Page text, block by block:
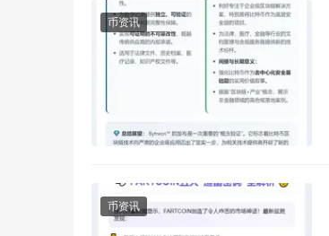
币资讯
币资讯